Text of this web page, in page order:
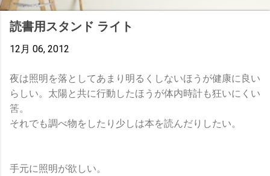
読書用スタンド ライト
12月 06, 2012
夜は照明を落としてあまり明るくしないほうが健康に良い
らしい。太陽と共に行動したほうが体内時計も狂いにくい
筈。
それでも調べ物をしたり少しは本を読んだりしたい。
手元に照明が欲しい。